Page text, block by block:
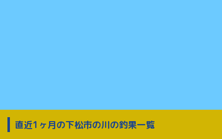
直近1ヶ月の下松市の川の釣果一覧